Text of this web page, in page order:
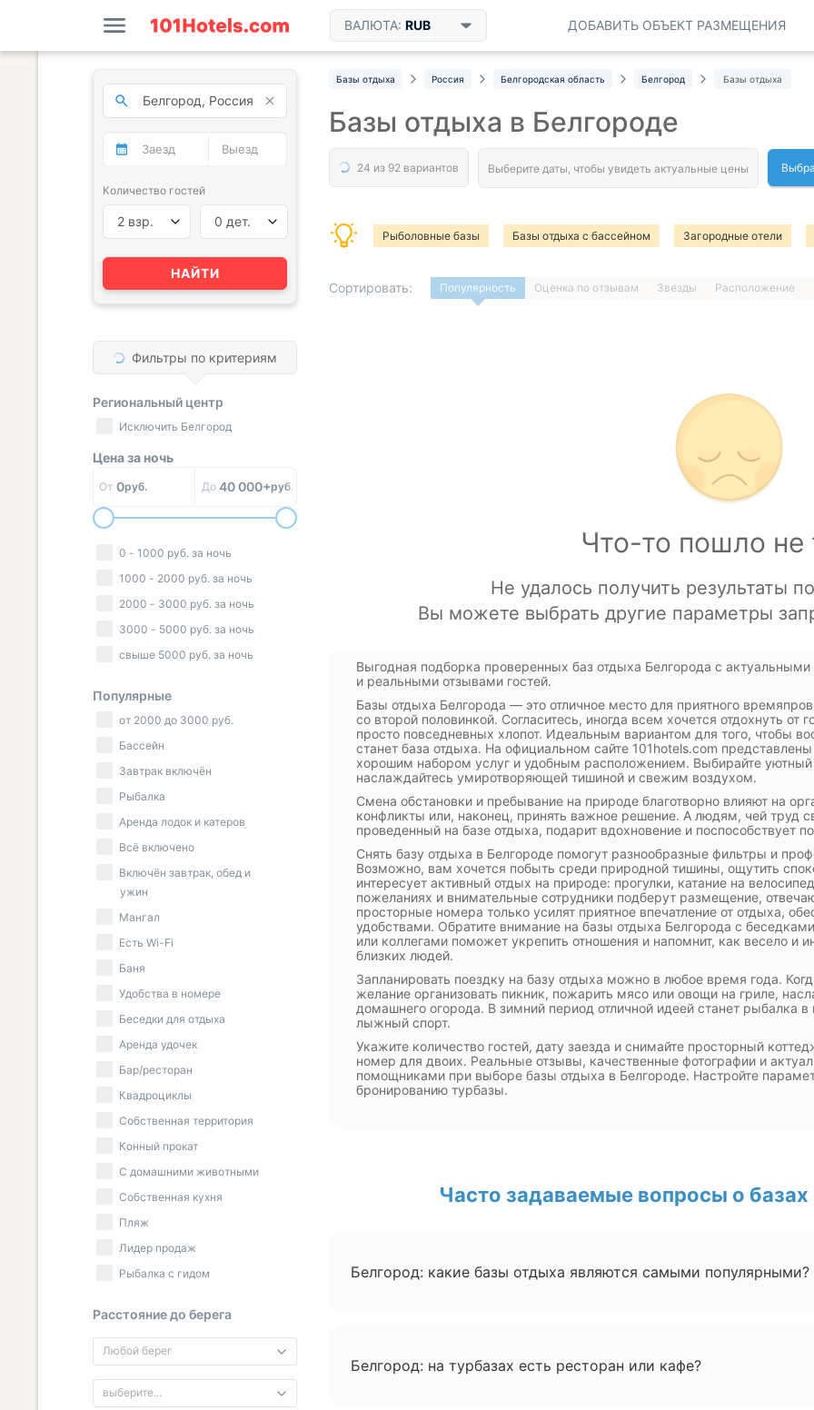
ВАЛЮТА: RUB ДОБАВИТЬ ОБЪЕКТ РАЗМЕЩЕНИЯ
Базы отдыха Россия Белгородская область Белгород Базы отдыха
Базы отдыха в Белгороде
Рыболовные базы Базы отдыха с бассейном Загородные отели
Сортировать: Популярность Оценка по отзывам Звезды Расположение
Выгодная подборка проверенных баз отдыха Белгорода с
и реальными отзывами гостей.
Базы отдыха Белгорода — это отличное место для приятного
со второй половинкой. Согласитесь, иногда всем хочется отдохнуть
просто повседневных хлопот. Идеальным вариантом для того, чтобы
станет база отдыха. На официальном сайте 101hotels.com
хорошим набором услуг и удобным расположением. Выбирайте
наслаждайтесь умиротворяющей тишиной и свежим воздухом.
Смена обстановки и пребывание на природе благотворно влияют на
конфликты или, наконец, принять важное решение. А людям, чей труд
проведенный на базе отдыха, подарит вдохновение и поспособствует
Снять базу отдыха в Белгороде помогут разнообразные фильтры и
Возможно, вам хочется побыть среди природной тишины, ощутить
интересует активный отдых на природе: прогулки, катание на
пожеланиях и внимательные сотрудники подберут размещение,
просторные номера только усилят приятное впечатление от отдыха,
удобствами. Обратите внимание на базы отдыха Белгорода с
или коллегами поможет укрепить отношения и напомнит, как весело и
близких людей.
Запланировать поездку на базу отдыха можно в любое время года.
желание организовать пикник, пожарить мясо или овощи на гриле,
домашнего огорода. В зимний период отличной идеей станет рыбалка
лыжный спорт.
Укажите количество гостей, дату заезда и снимайте просторный
номер для двоих. Реальные отзывы, качественные фотографии и
помощниками при выборе базы отдыха в Белгороде. Настройте
бронированию турбазы.
Часто задаваемые вопросы о
Белгород: какие базы отдыха являются самыми популярными?
Белгород: на турбазах есть ресторан или кафе?
Количество гостей
2 взр. 0 дет.
НАЙТИ
Фильтры по критериям
Региональный центр
Исключить Белгород
Цена за ночь
От 0руб. До 40 000+руб.
0 - 1000 руб. за ночь
1000 - 2000 руб. за ночь
2000 - 3000 руб. за ночь
3000 - 5000 руб. за ночь
свыше 5000 руб. за ночь
Популярные
от 2000 до 3000 руб.
Бассейн
Завтрак включён
Рыбалка
Аренда лодок и катеров
Всё включено
Включён завтрак, обед и
ужин
Мангал
Есть Wi-Fi
Баня
Удобства в номере
Беседки для отдыха
Аренда удочек
Бар/ресторан
Квадроциклы
Собственная территория
Конный прокат
С домашними животными
Собственная кухня
Пляж
Лидер продаж
Рыбалка с гидом
Расстояние до берега
Любой берег
выберите...